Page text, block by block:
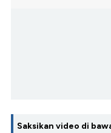
Saksikan video di